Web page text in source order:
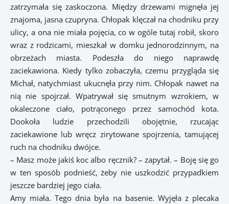
zatrzymała się zaskoczona. Między drzewami mignęła jej
znajoma, jasna czupryna. Chłopak klęczał na chodniku przy
ulicy, a ona nie miała pojęcia, co w ogóle tutaj robił, skoro
wraz z rodzicami, mieszkał w domku jednorodzinnym, na
obrzeżach miasta. Podeszła do niego naprawdę
zaciekawiona. Kiedy tylko zobaczyła, czemu przygląda się
Michał, natychmiast ukucnęła przy nim. Chłopak nawet na
nią nie spojrzał. Wpatrywał się smutnym wzrokiem, w
okaleczone ciało, potrąconego przez samochód kota.
Dookoła ludzie przechodzili obojętnie, rzucając
zaciekawione lub wręcz zirytowane spojrzenia, tamującej
ruch na chodniku dwójce.
– Masz może jakiś koc albo ręcznik? – zapytał. – Boję się go
w ten sposób podnieść, żeby nie uszkodzić przypadkiem
jeszcze bardziej jego ciała.
Amy miała. Tego dnia była na basenie. Wyjęła z plecaka